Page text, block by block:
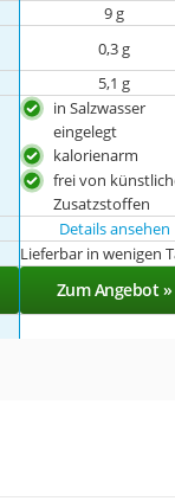
9 g
0,3 g
5,1 g
in Salzwasser
eingelegt
kalorienarm
frei von
Zusatzstoffen
Details ansehen
Lieferbar in wenigen
Zum Angebot »